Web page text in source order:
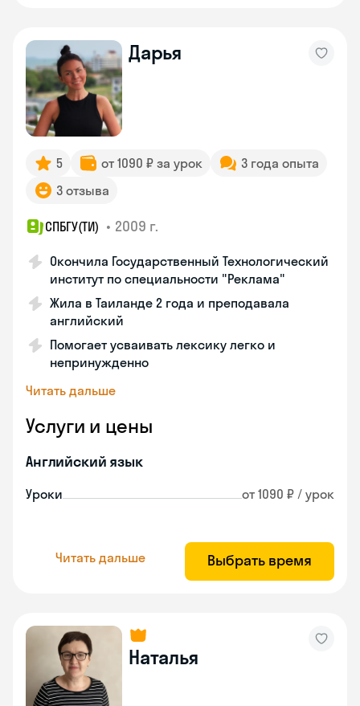
Дарья
5 от 1090 ₽ за урок
3 года опыта
3 отзыва
СПБГУ(ТИ) • 2009 г.
Окончила Государственный Технологический
институт по специальности "Реклама"
Жила в Таиланде 2 года и преподавала
английский
Помогает усваивать лексику легко и
непринужденно
Читать дальше
Услуги и цены
Английский язык
Уроки от 1090 ₽ / урок
Читать дальше Выбрать время
Наталья